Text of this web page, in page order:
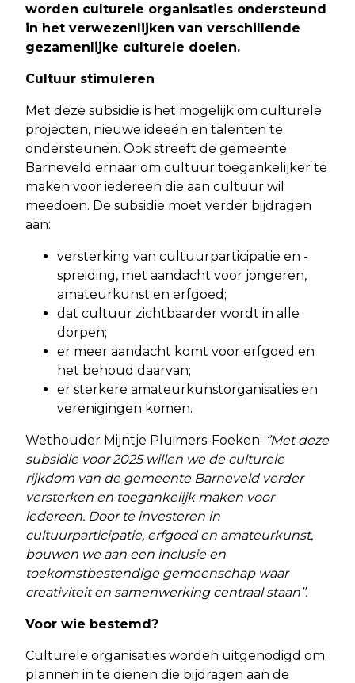
worden culturele organisaties ondersteund
in het verwezenlijken van verschillende
gezamenlijke culturele doelen.
Cultuur stimuleren
Met deze subsidie is het mogelijk om culturele
projecten, nieuwe ideeën en talenten te
ondersteunen. Ook streeft de gemeente
Barneveld ernaar om cultuur toegankelijker te
maken voor iedereen die aan cultuur wil
meedoen. De subsidie moet verder bijdragen
aan:
versterking van cultuurparticipatie en -
spreiding, met aandacht voor jongeren,
amateurkunst en erfgoed;
dat cultuur zichtbaarder wordt in alle
dorpen;
er meer aandacht komt voor erfgoed en
het behoud daarvan;
er sterkere amateurkunstorganisaties en
verenigingen komen.
Wethouder Mijntje Pluimers-Foeken: ‘’Met deze
subsidie voor 2025 willen we de culturele
rijkdom van de gemeente Barneveld verder
versterken en toegankelijk maken voor
iedereen. Door te investeren in
cultuurparticipatie, erfgoed en amateurkunst,
bouwen we aan een inclusie en
toekomstbestendige gemeenschap waar
creativiteit en samenwerking centraal staan’’.
Voor wie bestemd?
Culturele organisaties worden uitgenodigd om
plannen in te dienen die bijdragen aan de